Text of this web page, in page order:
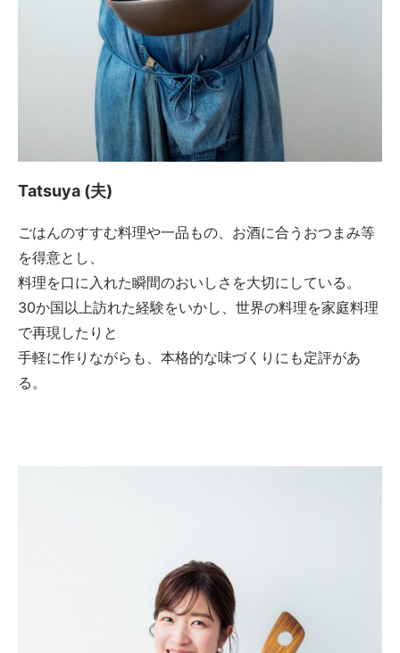
Tatsuya (夫)
ごはんのすすむ料理や一品もの、お酒に合うおつまみ等
を得意とし、
料理を口に入れた瞬間のおいしさを大切にしている。
30か国以上訪れた経験をいかし、世界の料理を家庭料理
で再現したりと
手軽に作りながらも、本格的な味づくりにも定評があ
る。